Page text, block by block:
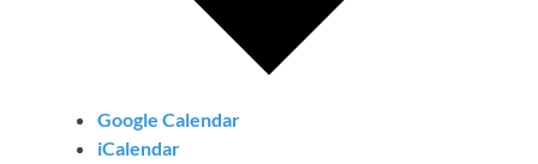
Google Calendar
iCalendar